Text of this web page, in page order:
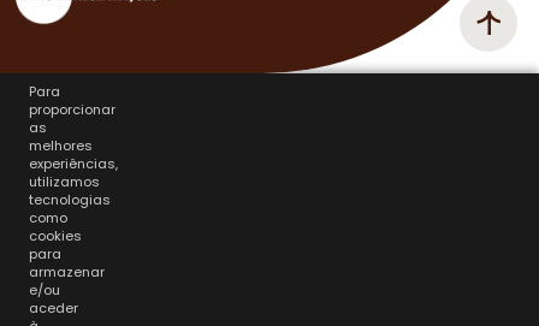
Para
proporcionar
as
melhores
experiências,
utilizamos
tecnologias
como
cookies
para
armazenar
e/ou
aceder